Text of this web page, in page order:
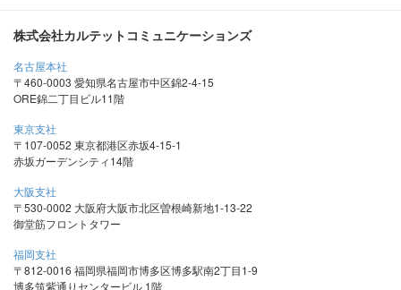
株式会社カルテットコミュニケーションズ
名古屋本社
〒460-0003 愛知県名古屋市中区錦2-4-15
ORE錦二丁目ビル11階
東京支社
〒107-0052 東京都港区赤坂4-15-1
赤坂ガーデンシティ14階
大阪支社
〒530-0002 大阪府大阪市北区曽根崎新地1-13-22
御堂筋フロントタワー
福岡支社
〒812-0016 福岡県福岡市博多区博多駅南2丁目1-9
博多筑紫通りセンタービル 1階